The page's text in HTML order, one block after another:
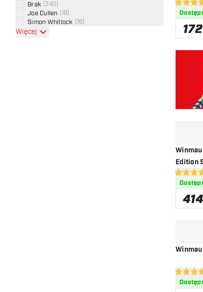
Brak 340
Joe Cullen 19
Simon Whitlock 16
Więcej
5
172
Edition
4.9
414
5